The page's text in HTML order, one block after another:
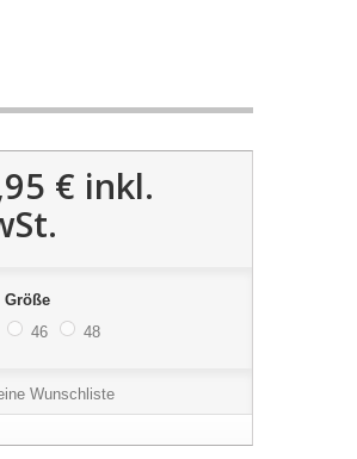
€ inkl.
Größe
46 48
Wunschliste